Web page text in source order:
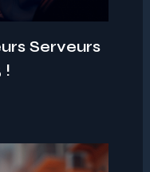
Serveurs
!